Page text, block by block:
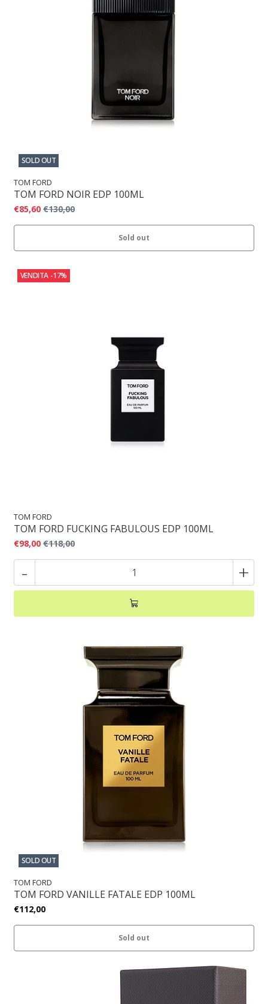
SOLD OUT
TOM FORD
TOM FORD NOIR EDP 100ML
€85,60 €130,00
Sold out
VENDITA -17%
TOM FORD
TOM FORD FUCKING FABULOUS EDP 100ML
€98,00 €118,00
- +
SOLD OUT
TOM FORD
TOM FORD VANILLE FATALE EDP 100ML
€112,00
Sold out